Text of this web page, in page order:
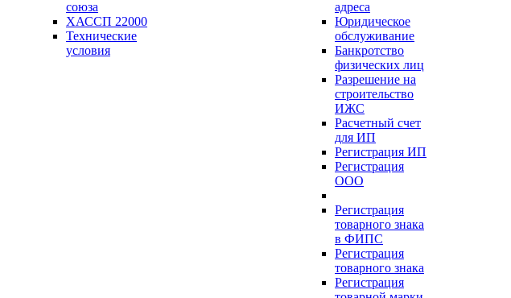
союза
ХАССП 22000
Технические
условия
адреса
Юридическое
обслуживание
Банкротство
физических лиц
Разрешение на
строительство
ИЖС
Расчетный счет
для ИП
Регистрация ИП
Регистрация
ООО
Регистрация
товарного знака
в ФИПС
Регистрация
товарного знака
Регистрация